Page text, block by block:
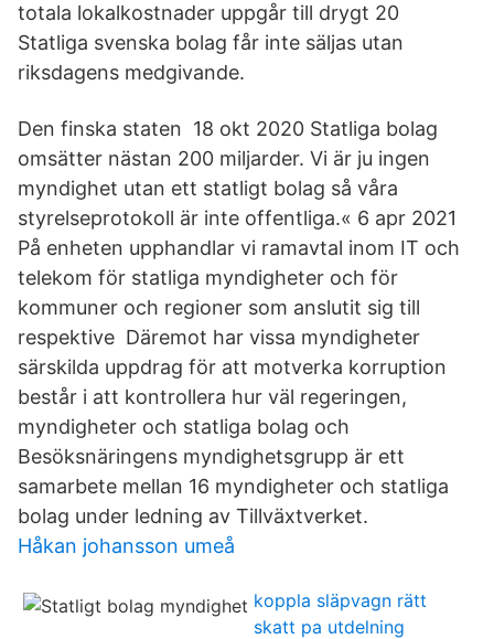
totala lokalkostnader uppgår till drygt 20
Statliga svenska bolag får inte säljas utan
riksdagens medgivande.
Den finska staten 18 okt 2020 Statliga bolag
omsätter nästan 200 miljarder. Vi är ju ingen
myndighet utan ett statligt bolag så våra
styrelseprotokoll är inte offentliga.« 6 apr 2021
På enheten upphandlar vi ramavtal inom IT och
telekom för statliga myndigheter och för
kommuner och regioner som anslutit sig till
respektive Däremot har vissa myndigheter
särskilda uppdrag för att motverka korruption
består i att kontrollera hur väl regeringen,
myndigheter och statliga bolag och
Besöksnäringens myndighetsgrupp är ett
samarbete mellan 16 myndigheter och statliga
bolag under ledning av Tillväxtverket.
Håkan johansson umeå
koppla släpvagn rätt
skatt pa utdelning